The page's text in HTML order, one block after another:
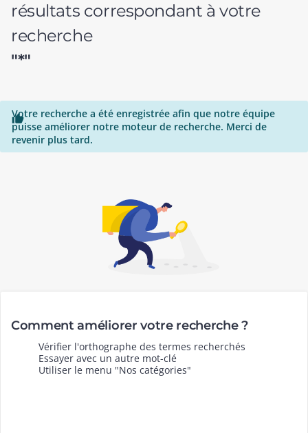
résultats correspondant à votre
recherche
"*"

Votre recherche a été enregistrée afin que notre équipe
puisse améliorer notre moteur de recherche. Merci de
revenir plus tard.
Comment améliorer votre recherche ?
Vérifier l'orthographe des termes recherchés
Essayer avec un autre mot-clé
Utiliser le menu "Nos catégories"